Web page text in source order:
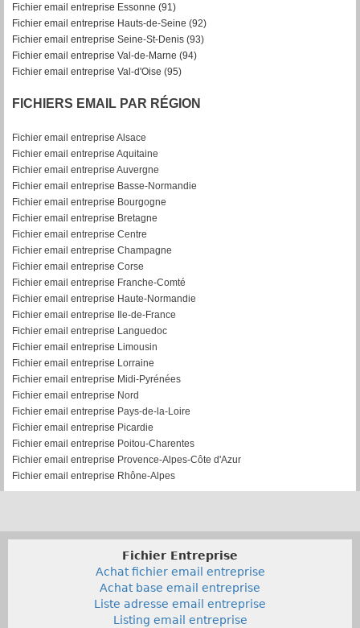
Fichier email entreprise Essonne (91)
Fichier email entreprise Hauts-de-Seine (92)
Fichier email entreprise Seine-St-Denis (93)
Fichier email entreprise Val-de-Marne (94)
Fichier email entreprise Val-d'Oise (95)
FICHIERS EMAIL PAR RÉGION
Fichier email entreprise Alsace
Fichier email entreprise Aquitaine
Fichier email entreprise Auvergne
Fichier email entreprise Basse-Normandie
Fichier email entreprise Bourgogne
Fichier email entreprise Bretagne
Fichier email entreprise Centre
Fichier email entreprise Champagne
Fichier email entreprise Corse
Fichier email entreprise Franche-Comté
Fichier email entreprise Haute-Normandie
Fichier email entreprise Ile-de-France
Fichier email entreprise Languedoc
Fichier email entreprise Limousin
Fichier email entreprise Lorraine
Fichier email entreprise Midi-Pyrénées
Fichier email entreprise Nord
Fichier email entreprise Pays-de-la-Loire
Fichier email entreprise Picardie
Fichier email entreprise Poitou-Charentes
Fichier email entreprise Provence-Alpes-Côte d'Azur
Fichier email entreprise Rhône-Alpes
Fichier Entreprise
Achat fichier email entreprise
Achat base email entreprise
Liste adresse email entreprise
Listing email entreprise